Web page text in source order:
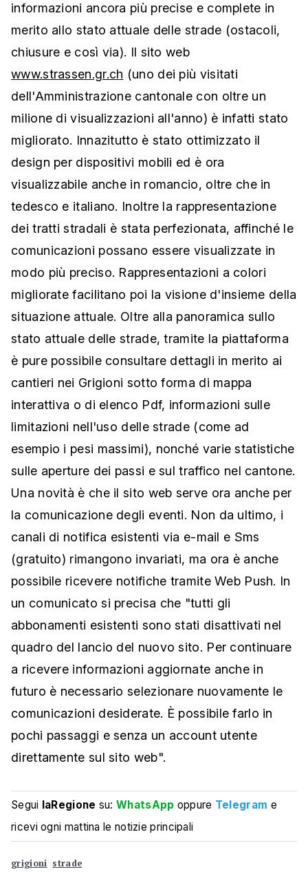
informazioni ancora più precise e complete in
merito allo stato attuale delle strade (ostacoli,
chiusure e così via). Il sito web
www.strassen.gr.ch (uno dei più visitati
dell'Amministrazione cantonale con oltre un
milione di visualizzazioni all'anno) è infatti stato
migliorato. Innazitutto è stato ottimizzato il
design per dispositivi mobili ed è ora
visualizzabile anche in romancio, oltre che in
tedesco e italiano. Inoltre la rappresentazione
dei tratti stradali è stata perfezionata, affinché le
comunicazioni possano essere visualizzate in
modo più preciso. Rappresentazioni a colori
migliorate facilitano poi la visione d'insieme della
situazione attuale. Oltre alla panoramica sullo
stato attuale delle strade, tramite la piattaforma
è pure possibile consultare dettagli in merito ai
cantieri nei Grigioni sotto forma di mappa
interattiva o di elenco Pdf, informazioni sulle
limitazioni nell'uso delle strade (come ad
esempio i pesi massimi), nonché varie statistiche
sulle aperture dei passi e sul traffico nel cantone.
Una novità è che il sito web serve ora anche per
la comunicazione degli eventi. Non da ultimo, i
canali di notifica esistenti via e-mail e Sms
(gratuito) rimangono invariati, ma ora è anche
possibile ricevere notifiche tramite Web Push. In
un comunicato si precisa che "tutti gli
abbonamenti esistenti sono stati disattivati nel
quadro del lancio del nuovo sito. Per continuare
a ricevere informazioni aggiornate anche in
futuro è necessario selezionare nuovamente le
comunicazioni desiderate. È possibile farlo in
pochi passaggi e senza un account utente
direttamente sul sito web".
Segui laRegione su:WhatsApp oppure Telegram e
ricevi ogni mattina le notizie principali
grigioni strade